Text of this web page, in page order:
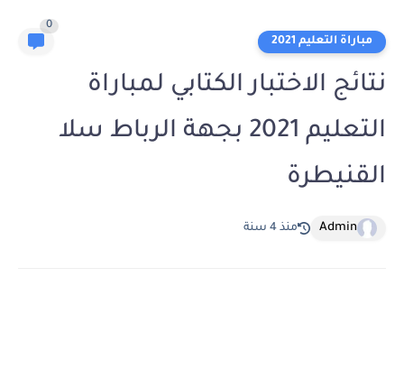
مباراة التعليم 2021
0
نتائج الاختبار الكتابي لمباراة
التعليم 2021 بجهة الرباط سلا
القنيطرة
Admin منذ 4 سنة